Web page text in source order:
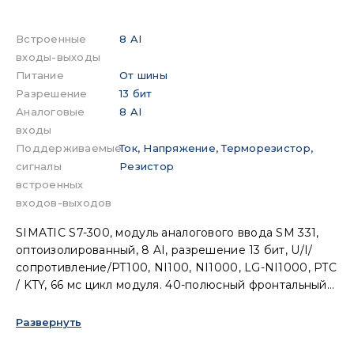
Встроенные
входы-выходы
8 AI
Питание
От шины
Разрешение
13 бит
Аналоговые
входы
8 AI
Поддерживаемые
сигналы
встроенных
входов-выходов
Ток, Напряжение, Терморезистор,
Резистор
SIMATIC S7-300, модуль аналогового ввода SM 331,
оптоизолированный, 8 AI, разрешение 13 бит, U/I/
сопротивление/PT100, NI100, NI1000, LG-NI1000, PTC
/ KTY, 66 мс цикл модуля. 40-полюсный фронтальный
Развернуть